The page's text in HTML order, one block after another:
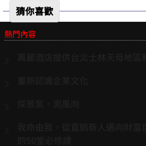
猜你喜歡
熱門內容